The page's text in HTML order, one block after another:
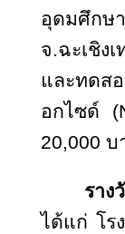
อุดมศึกษ
จ.ฉะเชิง
และทดส
อกไซด์ (
20,000 บ
ราง
ได้แก่ โร